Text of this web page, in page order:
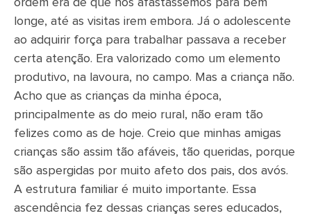
ordem era de que nos afastássemos para bem
longe, até as visitas irem embora. Já o adolescente
ao adquirir força para trabalhar passava a receber
certa atenção. Era valorizado como um elemento
produtivo, na lavoura, no campo. Mas a criança não.
Acho que as crianças da minha época,
principalmente as do meio rural, não eram tão
felizes como as de hoje. Creio que minhas amigas
crianças são assim tão afáveis, tão queridas, porque
são aspergidas por muito afeto dos pais, dos avós.
A estrutura familiar é muito importante. Essa
ascendência fez dessas crianças seres educados,